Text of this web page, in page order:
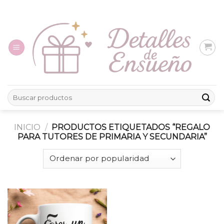
Buscar
por:
INICIO / PRODUCTOS ETIQUETADOS “REGALO
PARA TUTORES DE PRIMARIA Y SECUNDARIA”